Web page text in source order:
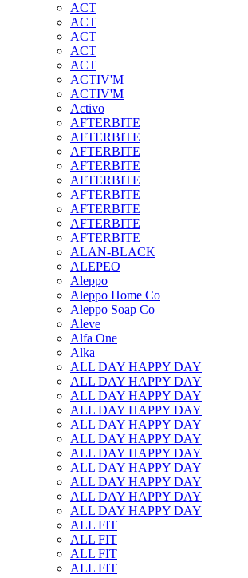
ACT
ACT
ACT
ACT
ACT
ACTIV'M
ACTIV'M
Activo
AFTERBITE
AFTERBITE
AFTERBITE
AFTERBITE
AFTERBITE
AFTERBITE
AFTERBITE
AFTERBITE
AFTERBITE
ALAN-BLACK
ALEPEO
Aleppo
Aleppo Home Co
Aleppo Soap Co
Aleve
Alfa One
Alka
ALL DAY HAPPY DAY
ALL DAY HAPPY DAY
ALL DAY HAPPY DAY
ALL DAY HAPPY DAY
ALL DAY HAPPY DAY
ALL DAY HAPPY DAY
ALL DAY HAPPY DAY
ALL DAY HAPPY DAY
ALL DAY HAPPY DAY
ALL DAY HAPPY DAY
ALL DAY HAPPY DAY
ALL FIT
ALL FIT
ALL FIT
ALL FIT